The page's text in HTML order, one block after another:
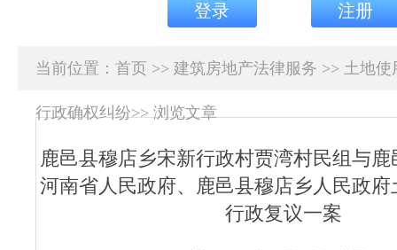
登录 注册
当前位置： 首页 >> 建筑房地产法律服务 >> 土地使
行政确权纠纷>>浏览文章
鹿邑县穆店乡宋新行政村贾湾村民组与
河南省人民政府、鹿邑县穆店乡人民政
行政复议一案